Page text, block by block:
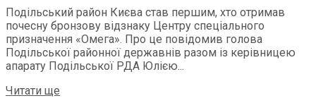
Подільський район Києва став першим, хто отримав
почесну бронзову відзнаку Центру спеціального
призначення «Омега». Про це повідомив голова
Подільської районної державнів разом із керівницею
апарату Подільської РДА Юлією...
Читати ще